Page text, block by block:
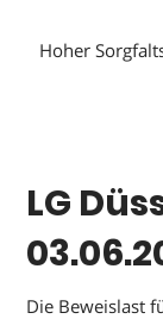
Hoher
LG
Die Beweislast